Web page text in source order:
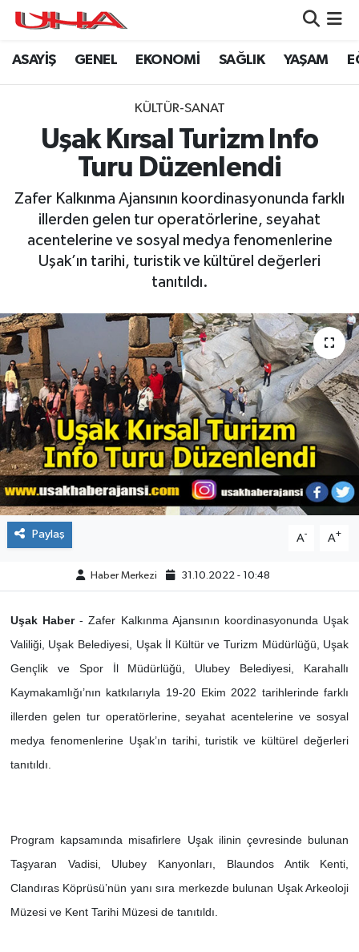
ASAYİŞ GENEL EKONOMİ SAĞLIK YAŞAM
KÜLTÜR-SANAT
Uşak Kırsal Turizm Info
Turu Düzenlendi
Zafer Kalkınma Ajansının koordinasyonunda farklı
illerden gelen tur operatörlerine, seyahat
acentelerine ve sosyal medya fenomenlerine
Uşak’ın tarihi, turistik ve kültürel değerleri
tanıtıldı.
Paylaş A- A+
Haber Merkezi 31.10.2022 - 10:48
Uşak Haber- Zafer Kalkınma Ajansının koordinasyonunda Uşak
Valiliği, Uşak Belediyesi, Uşak İl Kültür ve Turizm Müdürlüğü, Uşak
Gençlik ve Spor İl Müdürlüğü, Ulubey Belediyesi, Karahallı
Kaymakamlığı’nın katkılarıyla 19-20 Ekim 2022 tarihlerinde farklı
illerden gelen tur operatörlerine, seyahat acentelerine ve sosyal
medya fenomenlerine Uşak’ın tarihi, turistik ve kültürel değerleri
tanıtıldı.
Program kapsamında misafirlere Uşak ilinin çevresinde bulunan
Taşyaran Vadisi, Ulubey Kanyonları, Blaundos Antik Kenti,
Clandıras Köprüsü’nün yanı sıra merkezde bulunan Uşak Arkeoloji
Müzesi ve Kent Tarihi Müzesi de tanıtıldı.
ASAYİŞ
GENEL
SAĞLIK
LEZETLERİMİZ
EĞİTİM
ÇEVRE
DÜNYA
HABERDE İNSAN
BİLİM VE TEKNOLOJİ
KAMPANYALAR
KÜLTÜR-SANAT
ÖZEL HABER
POLİTİKA
TEKNOLOJİ
Yerel
Nöbetçi Eczaneler
Namaz Vakitleri
Puan Durumu ve Fikstür
Tüm Manşetler
Haber Arşivi